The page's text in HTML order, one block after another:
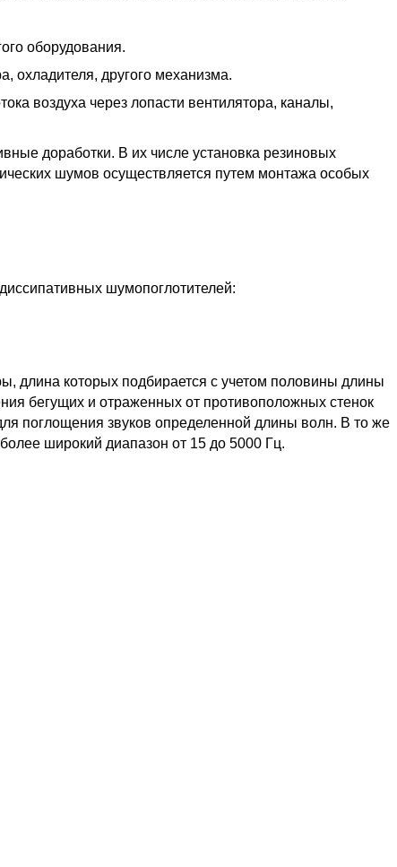
оборудования.
охладителя, другого механизма.
воздуха через лопасти вентилятора, каналы,
доработки. В их числе установка резиновых
шумов осуществляется путем монтажа особых
шумопоглотителей:
длина которых подбирается с учетом половины длины
бегущих и отраженных от противоположных стенок
поглощения звуков определенной длины волн. В то же
широкий диапазон от 15 до 5000 Гц.